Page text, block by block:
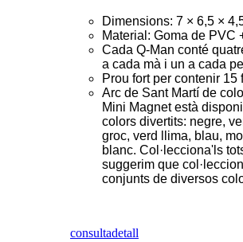
Dimensions: 7 × 6,5 ×
Material: Goma de PVC
Cada Q-Man conté
a cada mà i un a cada
Prou fort per contenir 15
Arc de Sant Martí de
Mini Magnet està
colors divertits: negre,
groc, verd llima, blau,
blanc. Col·lecciona'ls
suggerim que
conjunts de diversos
consultadetall